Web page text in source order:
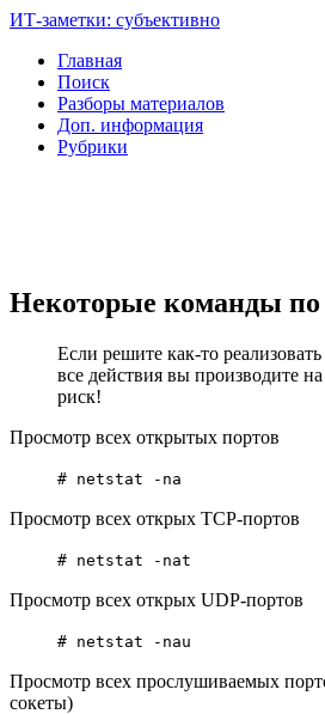
ИТ-заметки: субъективно
Главная
Поиск
Разборы материалов
Доп. информация
Рубрики
Некоторые команды
Если решите как-то
все действия вы производите
риск!
Просмотр всех открытых портов
# netstat -na
Просмотр всех открых TCP-портов
# netstat -nat
Просмотр всех открых UDP-портов
# netstat -nau
Просмотр всеx прослушиваемых
сокеты)